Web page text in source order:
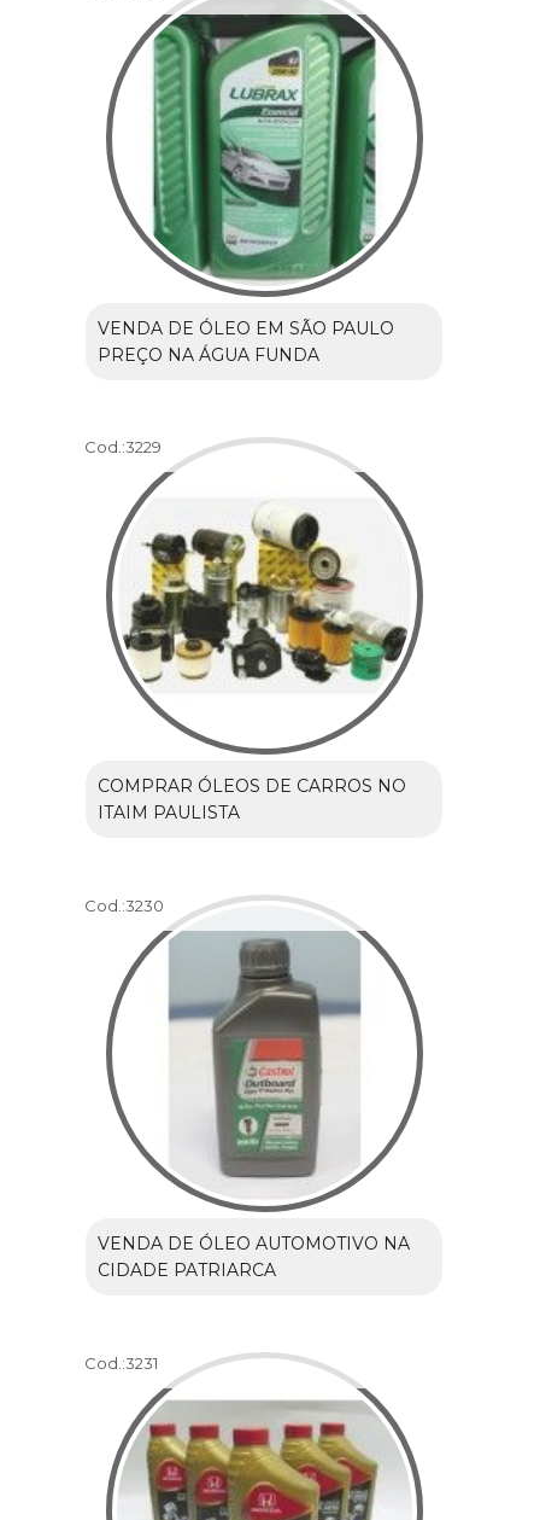
VENDA DE ÓLEO EM SÃO PAULO
PREÇO NA ÁGUA FUNDA
Cod.:3229
COMPRAR ÓLEOS DE CARROS NO
ITAIM PAULISTA
Cod.:3230
VENDA DE ÓLEO AUTOMOTIVO NA
CIDADE PATRIARCA
Cod.:3231